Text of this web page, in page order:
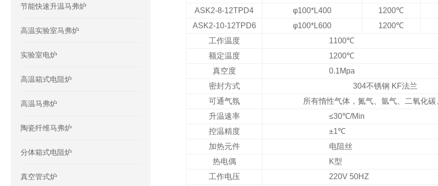
节能快速升温马弗炉
高温实验室马弗炉
实验室电炉
高温箱式电阻炉
高温马弗炉
陶瓷纤维马弗炉
分体箱式电阻炉
真空管式炉
ASK2-8-12TPD4 φ100*L400
1200℃
ASK2-10-12TPD6 φ100*L600
1200℃
工作温度
1100℃
额定温度
1200℃
真空度
0.1Mpa
密封方式
304不锈钢 KF法兰
可通气氛
所有惰性气体，氮气、氩气、二氧化
升温速率
≤30℃/Min
控温精度
±1℃
加热元件
电阻丝
热电偶
K型
工作电压
220V 50HZ